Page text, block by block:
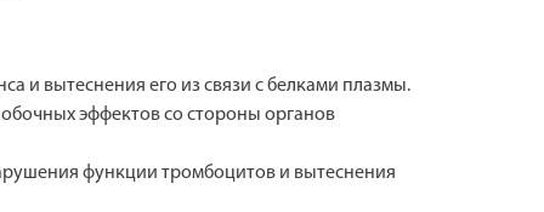
и вытеснения его из связи с белками плазмы.
эффектов со стороны органов
функции тромбоцитов и вытеснения